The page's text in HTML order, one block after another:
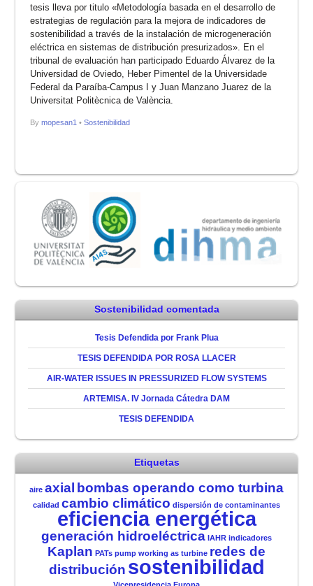
tesis lleva por titulo «Metodología basada en el desarrollo de
estrategias de regulación para la mejora de indicadores de
sostenibilidad a través de la instalación de microgeneración
eléctrica en sistemas de distribución presurizados». En el
tribunal de evaluación han participado Eduardo Álvarez de la
Universidad de Oviedo, Heber Pimentel de la Universidade
Federal da Paraíba-Campus I y Juan Manzano Juarez de la
Universitat Politècnica de València.
By mopesan1 • Sostenibilidad
Sostenibilidad comentada
Tesis Defendida por Frank Plua
TESIS DEFENDIDA POR ROSA LLACER
AIR-WATER ISSUES IN PRESSURIZED FLOW SYSTEMS
ARTEMISA. IV Jornada Cátedra DAM
TESIS DEFENDIDA
Etiquetas
aire axial bombas operando como turbina
calidad cambio climático dispersión de contaminantes
eficiencia energética
generación hidroeléctrica IAHR indicadores
Kaplan PATs pump working as turbine redes de
distribución sostenibilidad